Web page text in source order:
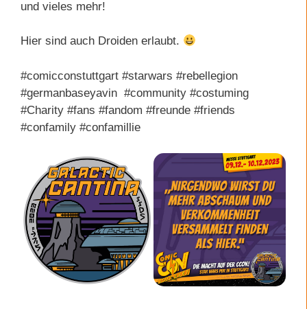
und vieles mehr!
Hier sind auch Droiden erlaubt.
#comicconstuttgart #starwars #rebellegion
#germanbaseyavin #community #costuming
#Charity #fans #fandom #freunde #friends
#confamily #confamillie